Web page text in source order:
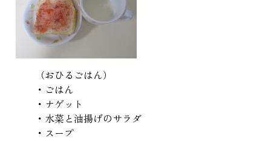
（おひるごはん）
・ごはん
・ナゲット
・水菜と油揚げのサラダ
・スープ